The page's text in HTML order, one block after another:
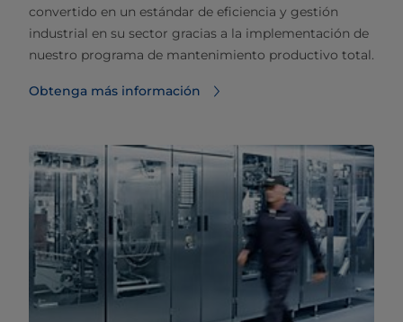
convertido en un estándar de eficiencia y gestión
industrial en su sector gracias a la implementación de
nuestro programa de mantenimiento productivo total.
Obtenga más información